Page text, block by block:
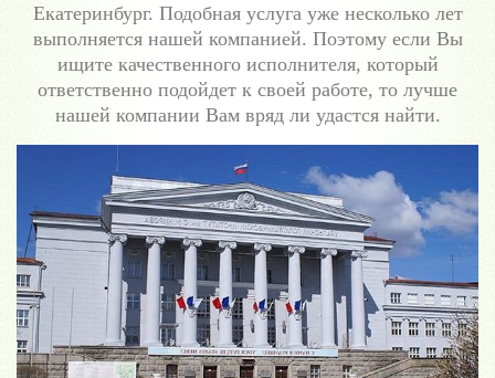
Екатеринбург. Подобная услуга уже несколько лет
выполняется нашей компанией. Поэтому если Вы
ищите качественного исполнителя, который
ответственно подойдет к своей работе, то лучше
нашей компании Вам вряд ли удастся найти.